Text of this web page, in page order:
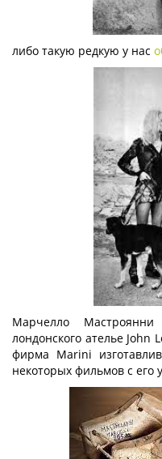
либо такую редкую у нас
Марчелло
лондонского ателье John
фирма Marini
некоторых фильмов с его